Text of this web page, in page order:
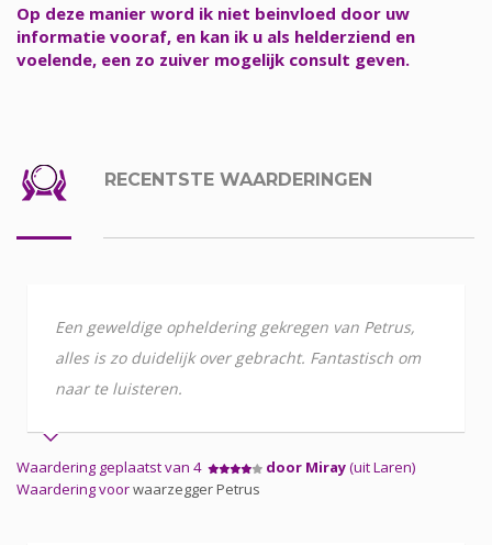
Op deze manier word ik niet beinvloed door uw
informatie vooraf, en kan ik u als helderziend en
voelende, een zo zuiver mogelijk consult geven.
RECENTSTE WAARDERINGEN
Een geweldige opheldering gekregen van Petrus,
alles is zo duidelijk over gebracht. Fantastisch om
naar te luisteren.
Waardering geplaatst van 4 door Miray(uit Laren)
Waardering voorwaarzegger Petrus